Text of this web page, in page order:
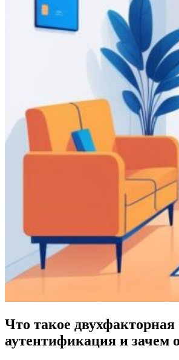
Что такое двухфакторная
аутентификация и зачем